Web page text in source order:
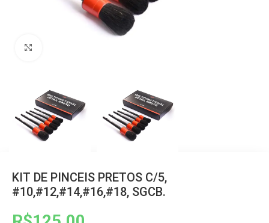
KIT DE PINCEIS PRETOS C/5,
#10,#12,#14,#16,#18, SGCB.